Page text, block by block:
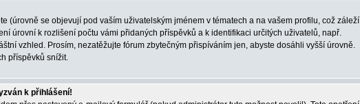
(úrovně se objevují pod vaším uživatelským jménem v tématech a na vašem profilu, což záleží
úrovní k rozlišení počtu vámi přidaných příspěvků a k identifikaci určitých uživatelů, např.
vzhled. Prosím, nezatěžujte fórum zbytečným přispíváním jen, abyste dosáhli vyšší úrovně.
příspěvků snížit.
k přihlášení!